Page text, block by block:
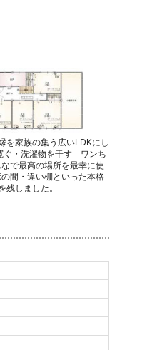
を家族の集う広いLDKにし
ぐ・洗濯物を干す ワンち
で最高の場所を最幸に使
間・違い棚といった本格
しました。